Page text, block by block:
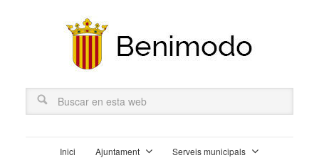
Inici Ajuntament Serveis municipals